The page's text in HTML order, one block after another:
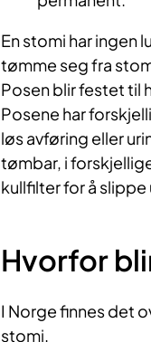
En stomi har ingen
tømme seg fra
Posen blir festet til
Posene har
løs avføring eller
tømbar, i
kullfilter for å
Hvorfor
I Norge finnes det
stomi.